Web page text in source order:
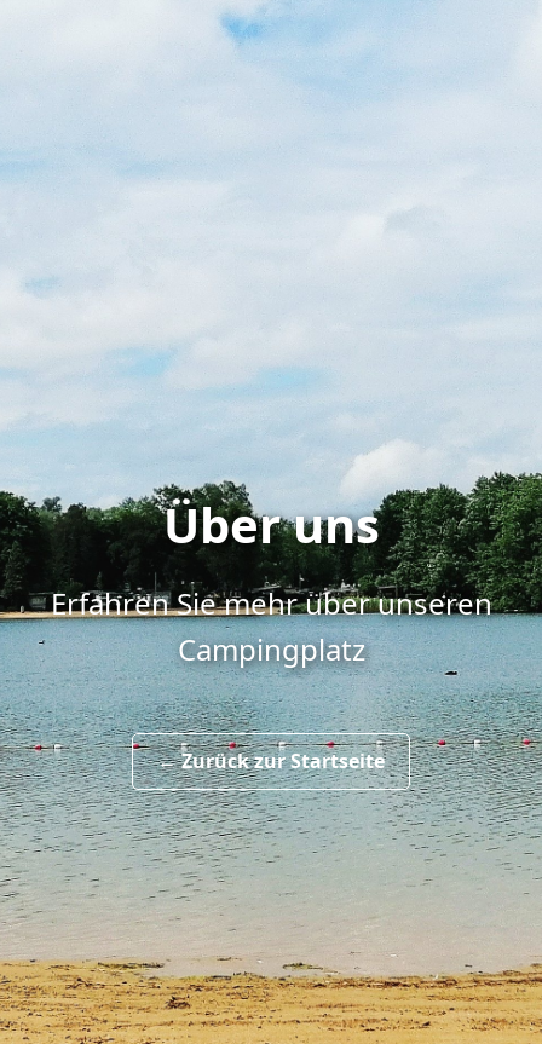
Über uns
Erfahren Sie mehr über unseren
Campingplatz
← Zurück zur Startseite